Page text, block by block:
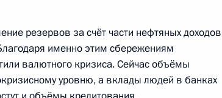
которая сложилась
Горки
1
резервов за счёт части нефтяных доходов
именно этим сбережениям
валютного кризиса. Сейчас объёмы
уровню, а вклады людей в банках